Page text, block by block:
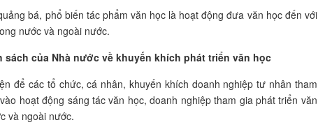
bá, phổ biến tác phẩm văn học là hoạt động đưa văn học đến với
nước và ngoài nước.
sách của Nhà nước về khuyến khích phát triển văn học
để các tổ chức, cá nhân, khuyến khích doanh nghiệp tư nhân tham
hoạt động sáng tác văn học, doanh nghiệp tham gia phát triển văn
và ngoài nước.